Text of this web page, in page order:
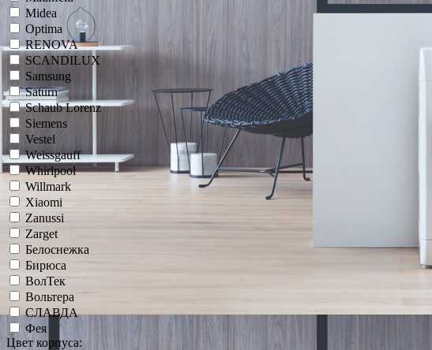
Midea
Optima
RENOVA
SCANDILUX
Samsung
Saturn
Schaub Lorenz
Siemens
Vestel
Weissgauff
Whirlpool
Willmark
Xiaomi
Zanussi
Zarget
Белоснежка
Бирюса
ВолТек
Вольтера
СЛАВДА
Фея
Цвет корпуса: